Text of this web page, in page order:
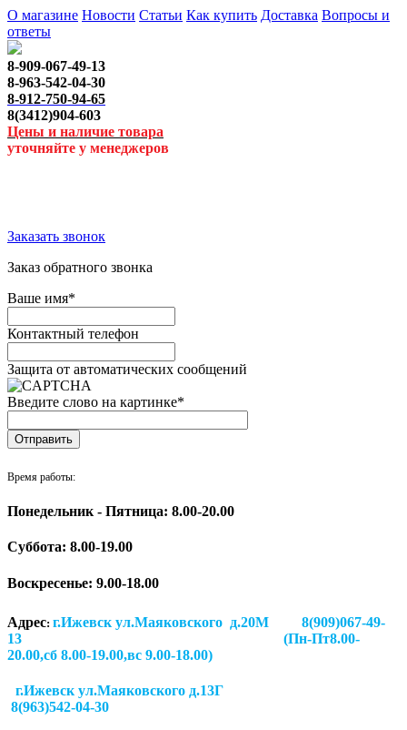
О магазине Новости Статьи Как купить Доставка Вопросы и
ответы
8-909-067-49-13
8-963-542-04-30
8-912-750-94-65
8(3412)904-603
Цены и наличие товара
уточняйте у менеджеров
Заказать звонок
Заказ обратного звонка
Ваше имя*
Контактный телефон
Защита от автоматических сообщений
Введите слово на картинке*
Время работы:
Понедельник - Пятница: 8.00-20.00
Суббота: 8.00-19.00
Воскресенье: 9.00-18.00
Адрес: г.Ижевск ул.Маяковского д.20М 8(909)067-49-
13 (Пн-Пт8.00-
20.00,сб 8.00-19.00,вс 9.00-18.00)
г.Ижевск ул.Маяковского д.13Г
8(963)542-04-30